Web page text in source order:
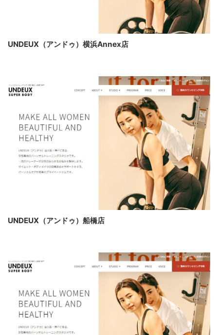
UNDEUX（アンドゥ）横浜Annex店
UNDEUX（アンドゥ）船橋店